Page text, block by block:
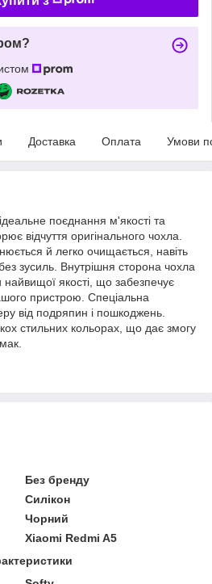
Доставка Оплата Умови
поєднання м'якості та
відчуття оригінального чохла.
й легко очищається, навіть
зусиль. Внутрішня сторона чохла
найвищої якості, що забезпечує
пристрою. Спеціальна
від подряпин і пошкоджень.
стильних кольорах, що дає змогу
Без бренду
Силікон
Чорний
Xiaomi Redmi A5